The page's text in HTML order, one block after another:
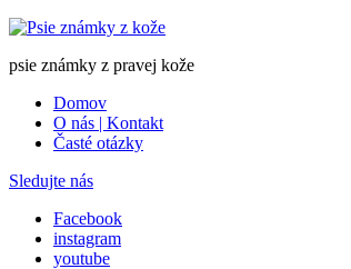
psie známky z pravej kože
Domov
O nás | Kontakt
Časté otázky
Sledujte nás
Facebook
instagram
youtube